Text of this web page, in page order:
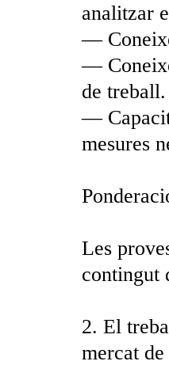
analitzar
—
—
de treball.
—
mesures
Les
contingut
2. El
mercat